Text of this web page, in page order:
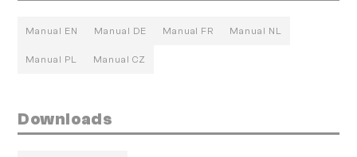
Manual EN Manual DE Manual FR Manual NL
Manual PL Manual CZ
Downloads